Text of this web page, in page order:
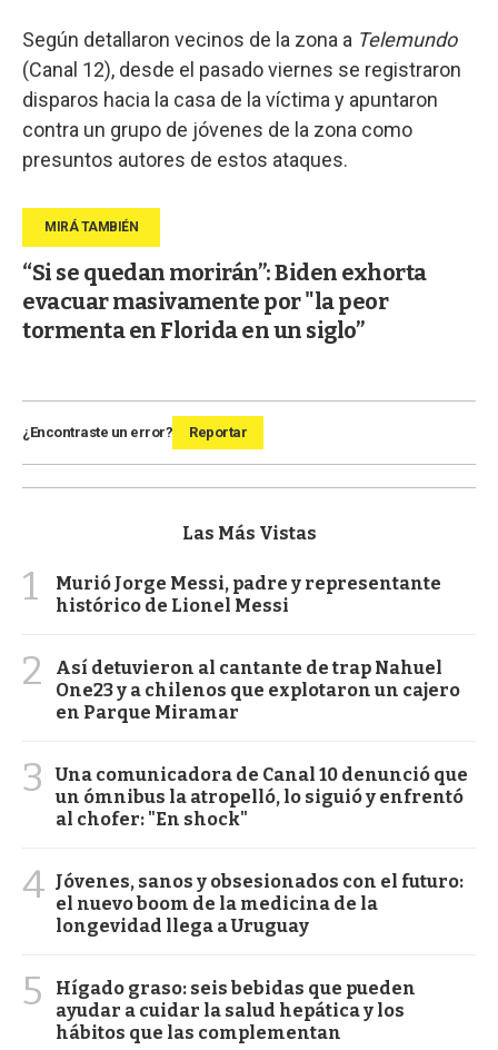
Según detallaron vecinos de la zona a Telemundo
(Canal 12), desde el pasado viernes se registraron
disparos hacia la casa de la víctima y apuntaron
contra un grupo de jóvenes de la zona como
presuntos autores de estos ataques.
“Si se quedan morirán”: Biden exhorta
evacuar masivamente por "la peor
tormenta en Florida en un siglo”
¿Encontraste un error? Reportar
Las Más Vistas
1
Murió Jorge Messi, padre y representante
histórico de Lionel Messi
2
Así detuvieron al cantante de trap Nahuel
One23 y a chilenos que explotaron un cajero
en Parque Miramar
3
Una comunicadora de Canal 10 denunció que
un ómnibus la atropelló, lo siguió y enfrentó
al chofer: "En shock"
4 Jóvenes, sanos y obsesionados con el futuro:
el nuevo boom de la medicina de la
longevidad llega a Uruguay
5
Hígado graso: seis bebidas que pueden
ayudar a cuidar la salud hepática y los
hábitos que las complementan